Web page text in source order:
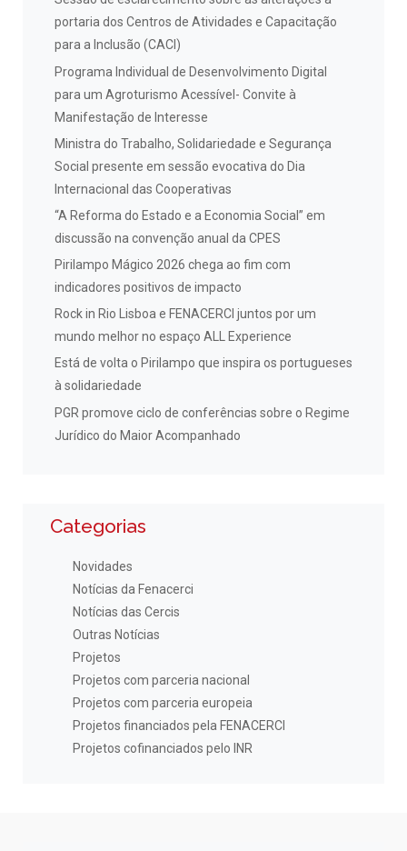
portaria dos Centros de Atividades e Capacitação
para a Inclusão (CACI)
Programa Individual de Desenvolvimento Digital
para um Agroturismo Acessível- Convite à
Manifestação de Interesse
Ministra do Trabalho, Solidariedade e Segurança
Social presente em sessão evocativa do Dia
Internacional das Cooperativas
“A Reforma do Estado e a Economia Social” em
discussão na convenção anual da CPES
Pirilampo Mágico 2026 chega ao fim com
indicadores positivos de impacto
Rock in Rio Lisboa e FENACERCI juntos por um
mundo melhor no espaço ALL Experience
Está de volta o Pirilampo que inspira os portugueses
à solidariedade
PGR promove ciclo de conferências sobre o Regime
Jurídico do Maior Acompanhado
Categorias
Novidades
Notícias da Fenacerci
Notícias das Cercis
Outras Notícias
Projetos
Projetos com parceria nacional
Projetos com parceria europeia
Projetos financiados pela FENACERCI
Projetos cofinanciados pelo INR